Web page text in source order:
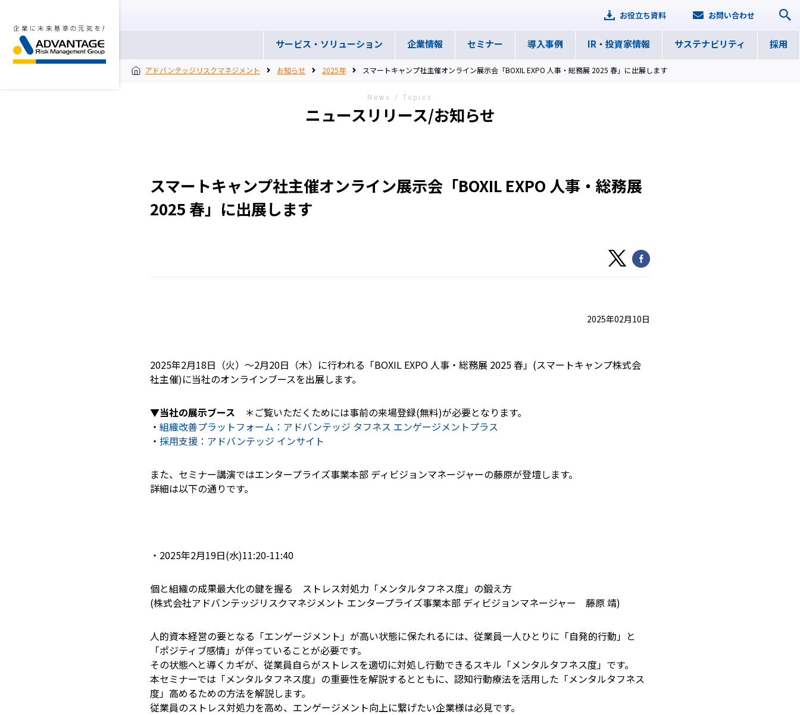
サービス・ ソリューション 企業情報 セミナー 導入事例 IR・ 投資家情報 サステナビリティ 採用
お役立ち資料 お問い合わせ
アドバンテッジリスクマネジメント お知らせ 2025年 スマートキャンプ社主催オンライン展示会「BOXIL EXPO 人事・総務展 2025 春」に出展します
News / Topics
ニュースリリース/お知らせ
スマートキャンプ社主催オンライン展示会「BOXIL EXPO 人事・総務展
2025 春」に出展します
2025年02月10日
2025年2月18日（火）～2月20日（木）に行われる「BOXIL EXPO 人事・総務展 2025 春」(スマートキャンプ株式会
社主催)に当社のオンラインブースを出展します。
▼当社の展示ブース ＊ご覧いただくためには事前の来場登録(無料)が必要となります。
・ 組織改善プラットフォーム：アドバンテッジ タフネス エンゲージメントプラス
・ 採用支援：アドバンテッジ インサイト
また、セミナー講演ではエンタープライズ事業本部 ディビジョンマネージャーの藤原が登壇します。
詳細は以下の通りです。
・2025年2月19日(水)11:20-11:40
個と組織の成果最大化の鍵を握る ストレス対処力「メンタルタフネス度」の鍛え方
(株式会社アドバンテッジリスクマネジメント エンタープライズ事業本部 ディビジョンマネージャー 藤原 靖)
人的資本経営の要となる「エンゲージメント」が高い状態に保たれるには、従業員一人ひとりに「自発的行動」と
「ポジティブ感情」が伴っていることが必要です。
その状態へと導くカギが、従業員自らがストレスを適切に対処し行動できるスキル「メンタルタフネス度」です。
本セミナーでは「メンタルタフネス度」の重要性を解説するとともに、認知行動療法を活用した「メンタルタフネス
度」高めるための方法を解説します。
従業員のストレス対処力を高め、エンゲージメント向上に繋げたい企業様は必見です。